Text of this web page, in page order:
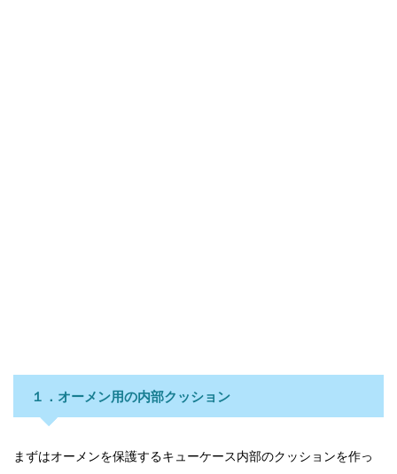
１．オーメン用の内部クッション
まずはオーメンを保護するキューケース内部のクッションを作っ